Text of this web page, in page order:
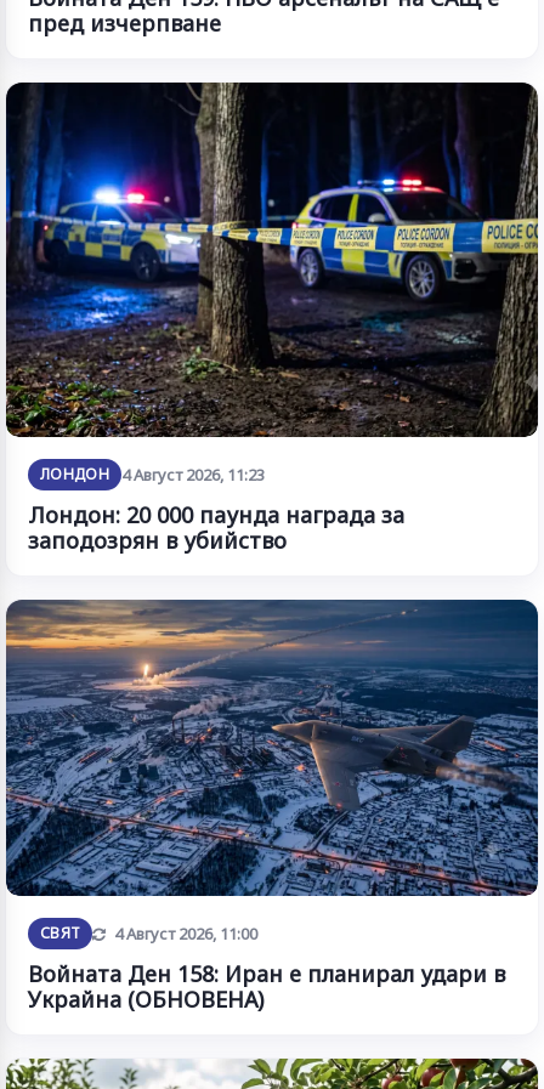
пред изчерпване
ЛОНДОН 4 Август 2026, 11:23
Лондон: 20 000 паунда награда за
заподозрян в убийство
СВЯТ Обновена
4 Август 2026, 11:00
Войната Ден 158: Иран е планирал удари в
Украйна (ОБНОВЕНА)